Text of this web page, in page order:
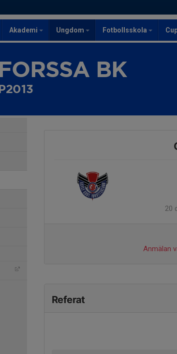
Akademi Ungdom Fotbollsskola
FORSSA BK
P2013
20
Anmälan
Referat